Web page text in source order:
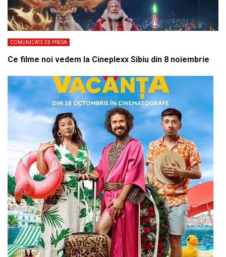
COMUNICATE DE PRESA
Ce filme noi vedem la Cineplexx Sibiu din 8 noiembrie